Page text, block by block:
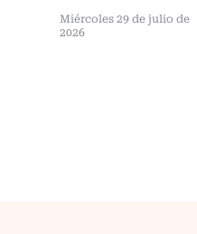
Miércoles 29 de julio de
2026